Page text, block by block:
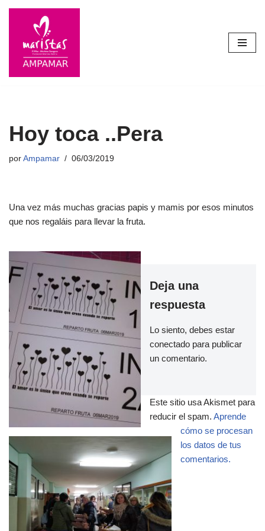
contenido
Hoy toca ..Pera
por Ampamar 06/03/2019
Una vez más muchas gracias papis y mamis por esos minutos
que nos regaláis para llevar la fruta.
Deja una
respuesta
Lo siento, debes estar
conectado para publicar
un comentario.
Este sitio usa Akismet para
reducir el spam. Aprende
cómo se procesan
los datos de tus
comentarios.